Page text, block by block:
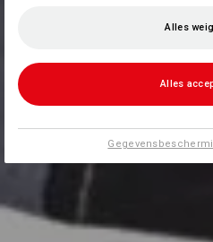
Alles
Alles